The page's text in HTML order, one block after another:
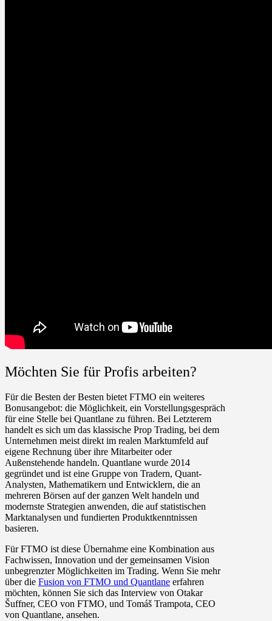
Möchten Sie für Profis arbeiten?
Für die Besten der Besten bietet FTMO ein weiteres
Bonusangebot: die Möglichkeit, ein Vorstellungsgespräch
für eine Stelle bei Quantlane zu führen. Bei Letzterem
handelt es sich um das klassische Prop Trading, bei dem
Unternehmen meist direkt im realen Marktumfeld auf
eigene Rechnung über ihre Mitarbeiter oder
Außenstehende handeln. Quantlane wurde 2014
gegründet und ist eine Gruppe von Tradern, Quant-
Analysten, Mathematikern und Entwicklern, die an
mehreren Börsen auf der ganzen Welt handeln und
modernste Strategien anwenden, die auf statistischen
Marktanalysen und fundierten Produktkenntnissen
basieren.
Für FTMO ist diese Übernahme eine Kombination aus
Fachwissen, Innovation und der gemeinsamen Vision
unbegrenzter Möglichkeiten im Trading. Wenn Sie mehr
über die Fusion von FTMO und Quantlane erfahren
möchten, können Sie sich das Interview von Otakar
Šuffner, CEO von FTMO, und Tomáš Trampota, CEO
von Quantlane, ansehen.